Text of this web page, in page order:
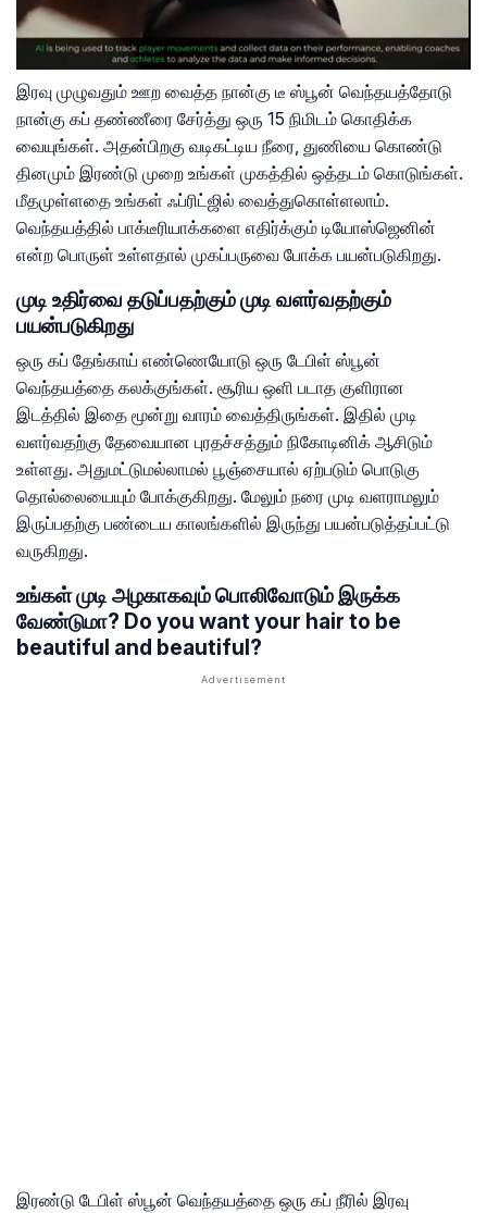
இரவு முழுவதும் ஊற வைத்த நான்கு டீ ஸ்பூன் வெந்தயத்தோடு
நான்கு கப் தண்ணீரை சேர்த்து ஒரு 15 நிமிடம் கொதிக்க
வையுங்கள். அதன்பிறகு வடிகட்டிய நீரை, துணியை கொண்டு
தினமும் இரண்டு முறை உங்கள் முகத்தில் ஒத்தடம் கொடுங்கள்.
மீதமுள்ளதை உங்கள் ஃப்ரிட்ஜில் வைத்துகொள்ளலாம்.
வெந்தயத்தில் பாக்டீரியாக்களை எதிர்க்கும் டியோஸ்ஜெனின்
என்ற பொருள் உள்ளதால் முகப்பருவை போக்க பயன்படுகிறது.
முடி உதிர்வை தடுப்பதற்கும் முடி வளர்வதற்கும்
பயன்படுகிறது
ஒரு கப் தேங்காய் எண்ணெயோடு ஒரு டேபிள் ஸ்பூன்
வெந்தயத்தை கலக்குங்கள். சூரிய ஒளி படாத குளிரான
இடத்தில் இதை மூன்று வாரம் வைத்திருங்கள். இதில் முடி
வளர்வதற்கு தேவையான புரதச்சத்தும் நிகோடினிக் ஆசிடும்
உள்ளது. அதுமட்டுமல்லாமல் பூஞ்சையால் ஏற்படும் பொடுகு
தொல்லையையும் போக்குகிறது. மேலும் நரை முடி வளராமலும்
இருப்பதற்கு பண்டைய காலங்களில் இருந்து பயன்படுத்தப்பட்டு
வருகிறது.
உங்கள் முடி அழகாகவும் பொலிவோடும் இருக்க
வேண்டுமா? Do you want your hair to be
beautiful and beautiful?
இரண்டு டேபிள் ஸ்பூன் வெந்தயத்தை ஒரு கப் நீரில் இரவு